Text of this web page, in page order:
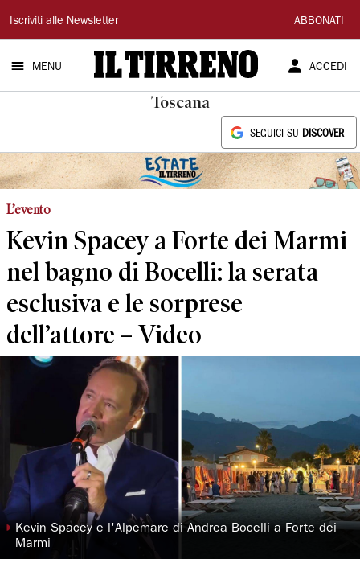
Il
Tirreno
Iscriviti alle Newsletter ABBONATI
MENU ACCEDI
Toscana
SEGUICI SU DISCOVER
L’evento
Kevin Spacey a Forte dei Marmi
nel bagno di Bocelli: la serata
esclusiva e le sorprese
dell’attore – Video
◗ Kevin Spacey e l'Alpemare di Andrea Bocelli a Forte dei
Marmi